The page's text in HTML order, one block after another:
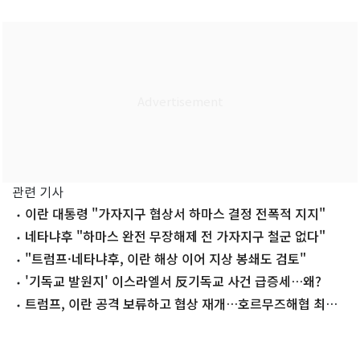
관련 기사
이란 대통령 "가자지구 협상서 하마스 결정 전폭적 지지"
네타냐후 "하마스 완전 무장해제 전 가자지구 철군 없다"
"트럼프·네타냐후, 이란 해상 이어 지상 봉쇄도 검토"
'기독교 발원지' 이스라엘서 反기독교 사건 급증세…왜?
트럼프, 이란 공격 보류하고 협상 재개…호르무즈해협 최대